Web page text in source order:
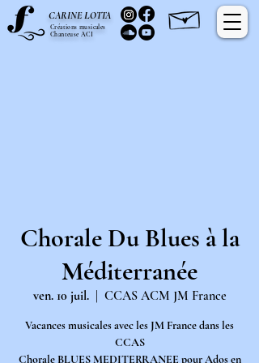
CARINE LOTTA
Chanteuse ACI
Créations musicales
Chorale Du Blues à la
Méditerranée
ven. 10 juil.
  |
CCAS ACM JM France
Vacances musicales avec les JM France dans les
CCAS
Chorale BLUES MEDITERRANEE pour Ados en